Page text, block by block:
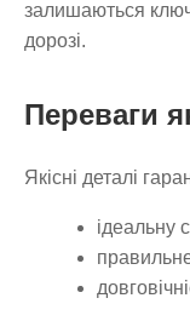
залишаються
дорозі.
Переваги
Якісні деталі
ідеальну